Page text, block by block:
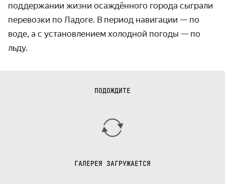
поддержании жизни осаждённого города сыграли
перевозки по Ладоге. В период навигации — по
воде, а с установлением холодной погоды — по
льду.
ПОДОЖДИТЕ
ГАЛЕРЕЯ ЗАГРУЖАЕТСЯ